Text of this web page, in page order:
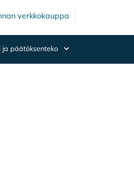
verkkokauppa
ja päätöksenteko